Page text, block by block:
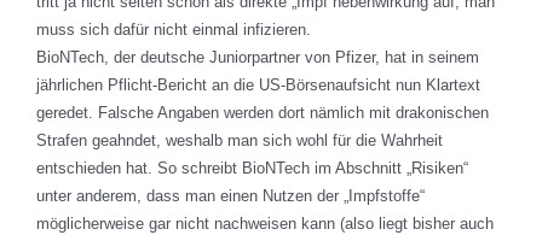
muss sich dafür nicht einmal infizieren.
BioNTech, der deutsche Juniorpartner von Pfizer, hat in seinem
jährlichen Pflicht-Bericht an die US-Börsenaufsicht nun Klartext
geredet. Falsche Angaben werden dort nämlich mit drakonischen
Strafen geahndet, weshalb man sich wohl für die Wahrheit
entschieden hat. So schreibt BioNTech im Abschnitt „Risiken“
unter anderem, dass man einen Nutzen der „Impfstoffe“
möglicherweise gar nicht nachweisen kann (also liegt bisher auch